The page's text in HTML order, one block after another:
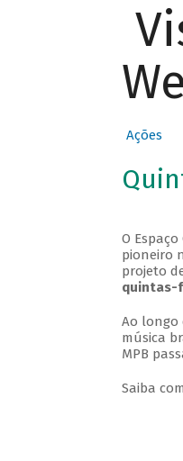
Ações
O
pioneiro
projeto
quintas-
Ao longo
música
MPB
Saiba